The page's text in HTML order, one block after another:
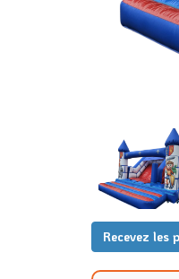
Recevez les